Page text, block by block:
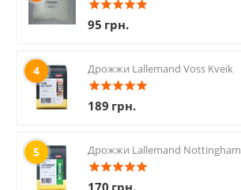
95 грн.
4 Дрожжи Lallemand Voss Kveik
189 грн.
5 Дрожжи Lallemand Nottingham
170 грн.